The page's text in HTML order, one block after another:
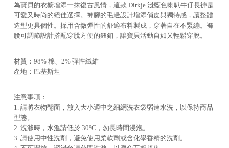
為寶貝的衣櫥增添一抹復古風情，這款 Dirkje 淺藍色喇叭牛仔長褲是
可愛又時尚的絕佳選擇。褲腳的毛邊設計增添俏皮與獨特感，讓整體
造型更具個性。採用含微彈性的舒適布料製成，穿著自在不緊繃。褲
腰可調節設計搭配穿脫方便的鈕釦，讓寶貝活動自如又輕鬆穿脫。
材質：98% 棉、2% 彈性纖維
產地：巴基斯坦
注意事項：
1. 請將衣物翻面，放入大小適中之細網洗衣袋弱速水洗，以保持商品
型態。
2. 洗滌時，水溫請低於 30°C，勿長時間浸泡。
3. 請使用中性洗劑，避免使用柔軟劑或含化學香精的洗劑。